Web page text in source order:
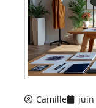
Camille juin